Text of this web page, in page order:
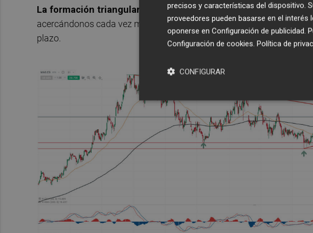
La formación triangular viene dibujando máximos
acercándonos cada vez más al vértice de la figura. El título debería
plazo.
precisos y características del dispositivo.
proveedores pueden basarse en el
oponerse en Configuración de publicidad.
Configuración de cookies. Política de
CONFIGURAR